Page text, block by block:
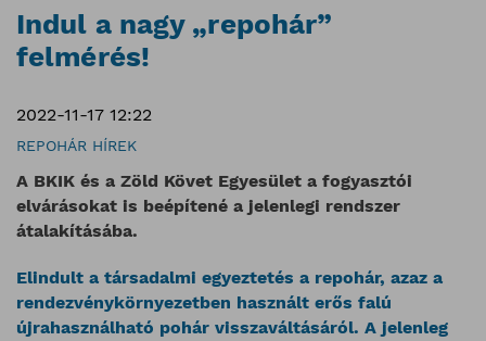
Indul a nagy „repohár”
felmérés!
2022-11-17 12:22
REPOHÁR HÍREK
A BKIK és a Zöld Követ Egyesület a fogyasztói
elvárásokat is beépítené a jelenlegi rendszer
átalakításába.
Elindult a társadalmi egyeztetés a repohár, azaz a
rendezvénykörnyezetben használt erős falú
újrahasználható pohár visszaváltásáról. A jelenleg